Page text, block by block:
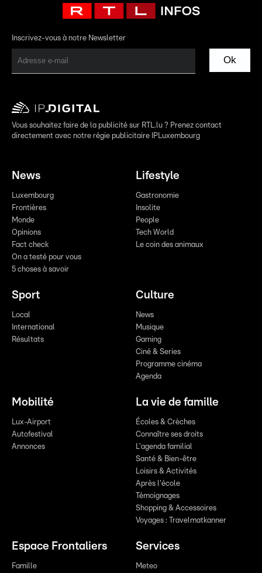
Inscrivez-vous à notre Newsletter
Ok
Vous souhaitez faire de la publicité sur RTL.lu ? Prenez contact
directement avec notre régie publicitaire IPLuxembourg
News
Luxembourg
Frontières
Monde
Opinions
Fact check
On a testé pour vous
5 choses à savoir
Lifestyle
Gastronomie
Insolite
People
Tech World
Le coin des animaux
Sport
Local
International
Résultats
Culture
News
Musique
Gaming
Ciné & Series
Programme cinéma
Agenda
Mobilité
Lux-Airport
Autofestival
Annonces
La vie de famille
Écoles & Crèches
Connaître ses droits
L'agenda familial
Santé & Bien-être
Loisirs & Activités
Après l'école
Témoignages
Shopping & Accessoires
Voyages : Travelmatkanner
Espace Frontaliers
Famille
Services
Meteo